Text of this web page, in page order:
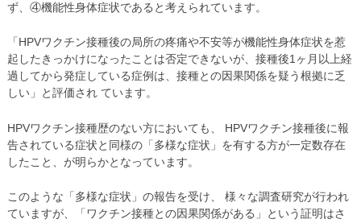
ず、④機能性身体症状であると考えられています。
「HPVワクチン接種後の局所の疼痛や不安等が機能性身体症状を惹
起したきっかけになったことは否定できないが、接種後1ヶ月以上経
過してから発症している症例は、接種との因果関係を疑う根拠に乏
しい」と評価され ています。
HPVワクチン接種歴のない方においても、 HPVワクチン接種後に報
告されている症状と同様の「多様な症状」を有する方が一定数存在
したこと、が明らかとなっています。
このような「多様な症状」の報告を受け、 様々な調査研究が行われ
ていますが、「ワクチン接種との因果関係がある」という証明はさ